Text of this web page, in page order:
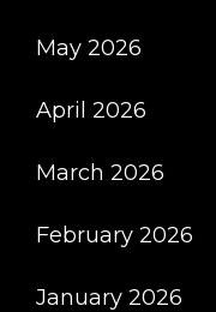
May 2026
April 2026
March 2026
February 2026
January 2026